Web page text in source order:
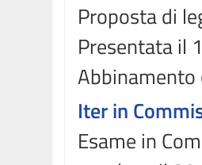
Proposta di
Presentata il
Abbinamento
Iter in
Esame in